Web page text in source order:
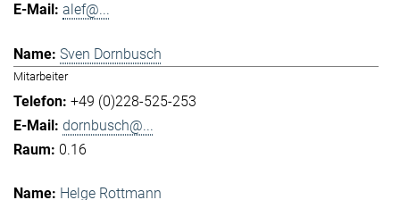
alef@...
Sven Dornbusch
Mitarbeiter
+49 (0)228-525-253
dornbusch@...
0.16
Helge Rottmann